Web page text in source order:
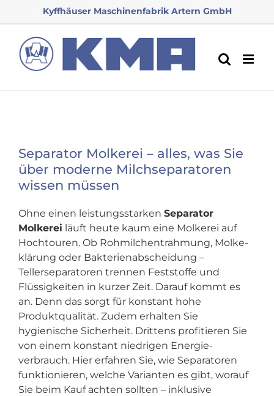
springen
Kyffhäuser Maschinenfabrik Artern GmbH
Separator Molkerei – alles, was Sie
über moderne Milchseparatoren
wissen müssen
Ohne einen leistungsstarken Separator
Molkerei läuft heute kaum eine Molkerei auf
Hoch­touren. Ob Rohmilchentrahmung, Molke­
klärung oder Bakterien­­abscheidung –
Tellerseparatoren trennen Feststoffe und
Flüssigkeiten in kurzer Zeit. Darauf kommt es
an. Denn das sorgt für konstant hohe
Produktqualität. Zudem erhalten Sie
hygienische Sicherheit. Drittens profitieren Sie
von einem konstant niedrigen Energie­
verbrauch. Hier erfahren Sie, wie Separatoren
funktionieren, welche Varianten es gibt, worauf
Sie beim Kauf achten sollten – inklusive